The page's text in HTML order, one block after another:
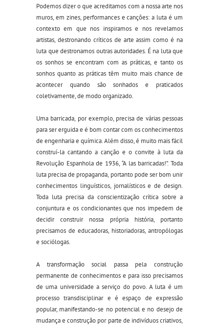
Podemos dizer o que acreditamos com a nossa arte nos
muros, em zines, performances e canções: a luta é um
contexto em que nos inspiramos e nos revelamos
artistas, destronando críticos de arte assim como é na
luta que destronamos outras autoridades. É na luta que
os sonhos se encontram com as práticas, e tanto os
sonhos quanto as práticas têm muito mais chance de
acontecer quando são sonhados e praticados
coletivamente, de modo organizado.
Uma barricada, por exemplo, precisa de várias pessoas
para ser erguida e é bom contar com os conhecimentos
de engenharia e química. Além disso, é muito mais fácil
construí-la cantando a canção e o convite à luta da
Revolução Espanhola de 1936, “A las barricadas!”. Toda
luta precisa de propaganda, portanto pode ser bom unir
conhecimentos linguísticos, jornalísticos e de design.
Toda luta precisa da conscientização crítica sobre a
conjuntura e os condicionantes que nos impedem de
decidir construir nossa própria história, portanto
precisamos de educadoras, historiadoras, antropólogas
e sociólogas.
A transformação social passa pela construção
permanente de conhecimentos e para isso precisamos
de uma universidade a serviço do povo. A luta é um
processo transdisciplinar e é espaço de expressão
popular, manifestando-se no potencial e no desejo de
mudança e construção por parte de indivíduos criativos,